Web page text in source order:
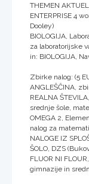
THEMEN
ENTERPRISE 4
Dooley)
BIOLOGIJA,
za laboratorijske
in: BIOLOGIJA,
Zbirke nalog: (5
ANGLEŠČINA,
REALNA
srednje šole,
OMEGA 2,
nalog za
NALOGE IZ
ŠOLO, DZS
FLUOR NI
gimnazije in